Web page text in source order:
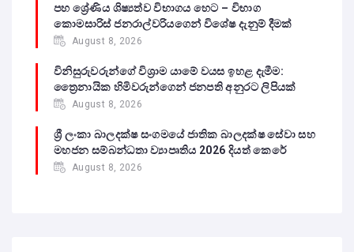
පහ ශ්‍රේණිය ශිෂ්‍යත්ව විභාගය හෙට – විභාග
කොමසාරිස් ජනරාල්වරියගෙන් විශේෂ දැනුම් දීමක්
August 8, 2026
විනිසුරුවරුන්ගේ විශ්‍රාම යාමේ වයස ඉහළ දැමීම:
ත්‍රෛනායික හිමිවරුන්ගෙන් ජනපති අනුරට ලිපියක්
August 8, 2026
ශ්‍රී ලංකා බාලදක්ෂ සංගමයේ ජාතික බාලදක්ෂ සේවා සහ
මහජන සම්බන්ධතා ව්‍යාපෘතිය 2026 දියත් කෙරේ
August 8, 2026